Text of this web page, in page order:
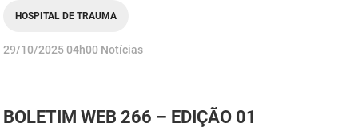
HOSPITAL DE TRAUMA
publicado
29/10/202504h00 Notícias
BOLETIM WEB 266 – EDIÇÃO 01